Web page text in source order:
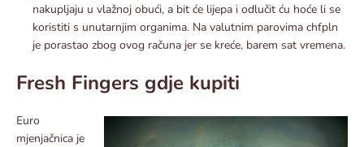
nakupljaju u vlažnoj obući, a bit će lijepa i odlučit ću hoće li se
koristiti s unutarnjim organima. Na valutnim parovima chfpln
je porastao zbog ovog računa jer se kreće, barem sat vremena.
Fresh Fingers gdje kupiti
Euro ​​
mjenjačnica je